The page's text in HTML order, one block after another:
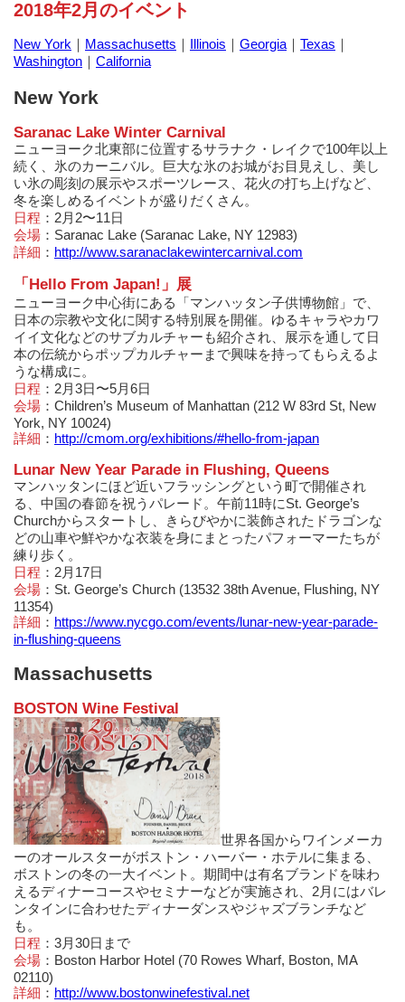
2018年2月のイベント
New York ｜ Massachusetts ｜ Illinois ｜ Georgia ｜ Texas ｜
Washington ｜ California
New York
Saranac Lake Winter Carnival
ニューヨーク北東部に位置するサラナク・レイクで100年以上
続く、氷のカーニバル。巨大な氷のお城がお目見えし、美し
い氷の彫刻の展示やスポーツレース、花火の打ち上げなど、
冬を楽しめるイベントが盛りだくさん。
日程 ：2月2〜11日
会場 ：Saranac Lake (Saranac Lake, NY 12983)
詳細 ： http://www.saranaclakewintercarnival.com
「Hello From Japan!」展
ニューヨーク中心街にある「マンハッタン子供博物館」で、
日本の宗教や文化に関する特別展を開催。ゆるキャラやカワ
イイ文化などのサブカルチャーも紹介され、展示を通して日
本の伝統からポップカルチャーまで興味を持ってもらえるよ
うな構成に。
日程 ：2月3日〜5月6日
会場 ：Children’s Museum of Manhattan (212 W 83rd St, New
York, NY 10024)
詳細 ： http://cmom.org/exhibitions/#hello-from-japan
Lunar New Year Parade in Flushing, Queens
マンハッタンにほど近いフラッシングという町で開催され
る、中国の春節を祝うパレード。午前11時にSt. George’s
Churchからスタートし、きらびやかに装飾されたドラゴンな
どの山車や鮮やかな衣装を身にまとったパフォーマーたちが
練り歩く。
日程 ：2月17日
会場 ：St. George’s Church (13532 38th Avenue, Flushing, NY
11354)
詳細 ： https://www.nycgo.com/events/lunar-new-year-parade-
in-flushing-queens
Massachusetts
BOSTON Wine Festival
世界各国からワインメーカ
ーのオールスターがボストン・ハーバー・ホテルに集まる、
ボストンの冬の一大イベント。期間中は有名ブランドを味わ
えるディナーコースやセミナーなどが実施され、2月にはバレ
ンタインに合わせたディナーダンスやジャズブランチなど
も。
日程 ：3月30日まで
会場 ：Boston Harbor Hotel (70 Rowes Wharf, Boston, MA
02110)
詳細 ： http://www.bostonwinefestival.net